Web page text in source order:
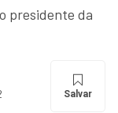
presidente da
Salvar